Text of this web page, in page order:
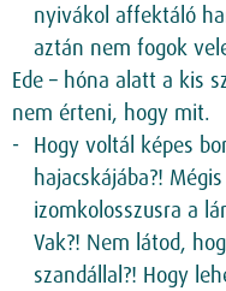
nyivákol affektáló
aztán nem fogok
Ede – hóna alatt a kis
nem érteni, hogy mit.
Hogy voltál képes
hajacskájába?!
izomkolosszusra a
Vak?! Nem látod,
szandállal?! Hogy